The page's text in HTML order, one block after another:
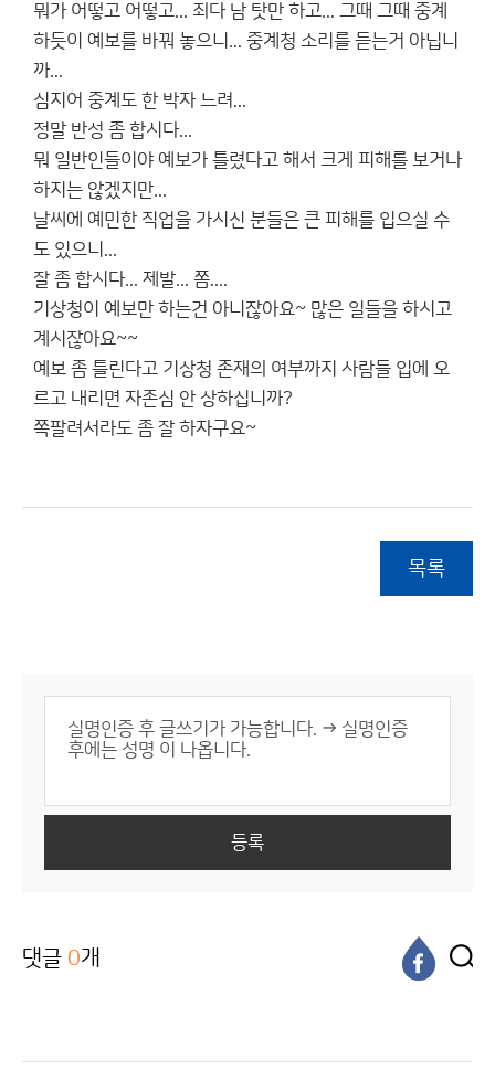
뭐가 어떻고 어떻고... 죄다 남 탓만 하고... 그때 그때 중계
하듯이 예보를 바꿔 놓으니... 중계청 소리를 듣는거 아닙니
까...
심지어 중계도 한 박자 느려...
정말 반성 좀 합시다...
뭐 일반인들이야 예보가 틀렸다고 해서 크게 피해를 보거나
하지는 않겠지만...
날씨에 예민한 직업을 가시신 분들은 큰 피해를 입으실 수
도 있으니...
잘 좀 합시다... 제발... 쫌....
기상청이 예보만 하는건 아니잖아요~ 많은 일들을 하시고
계시잖아요~~
예보 좀 틀린다고 기상청 존재의 여부까지 사람들 입에 오
르고 내리면 자존심 안 상하십니까?
쪽팔려서라도 좀 잘 하자구요~
목록
등록
댓글 0개